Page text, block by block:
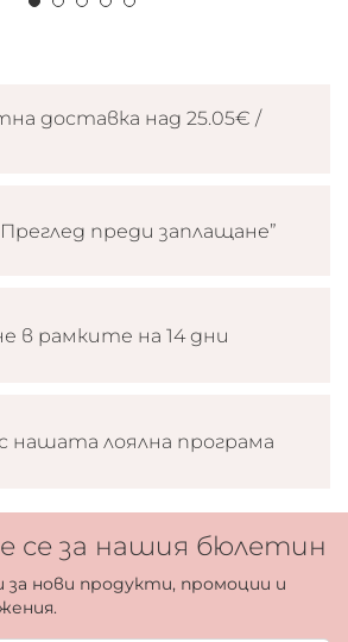
доставка над 25.05€ /
преди заплащане”
в рамките на 14 дни
нашата лоялна програма
се за нашия бюлетин
за нови продукти, промоции и